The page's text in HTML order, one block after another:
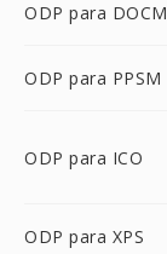
ODP para DOCM
ODP para PPSM
ODP para ICO
ODP para XPS